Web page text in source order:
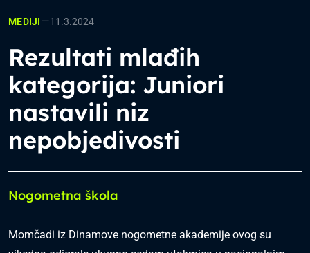
MEDIJI—11.3.2024
Rezultati mlađih
kategorija: Juniori
nastavili niz
nepobjedivosti
Nogometna škola
Momčadi iz Dinamove nogometne akademije ovog su